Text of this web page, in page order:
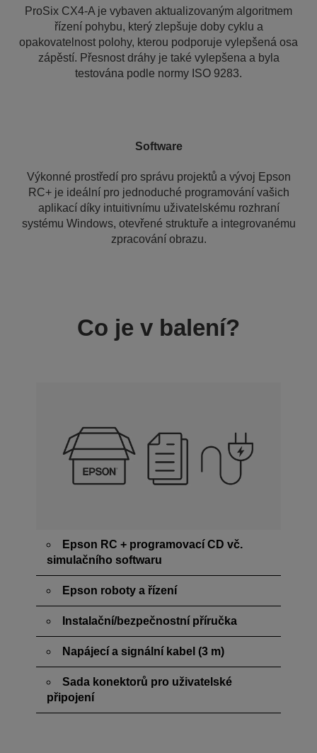
ProSix CX4-A je vybaven aktualizovaným algoritmem
řízení pohybu, který zlepšuje doby cyklu a
opakovatelnost polohy, kterou podporuje vylepšená osa
zápěstí. Přesnost dráhy je také vylepšena a byla
testována podle normy ISO 9283.
Software
Výkonné prostředí pro správu projektů a vývoj Epson
RC+ je ideální pro jednoduché programování vašich
aplikací díky intuitivnímu uživatelskému rozhraní
systému Windows, otevřené struktuře a integrovanému
zpracování obrazu.
Co je v balení?
Epson RC + programovací CD vč.
simulačního softwaru
Epson roboty a řízení
Instalační/bezpečnostní příručka
Napájecí a signální kabel (3 m)
Sada konektorů pro uživatelské
připojení